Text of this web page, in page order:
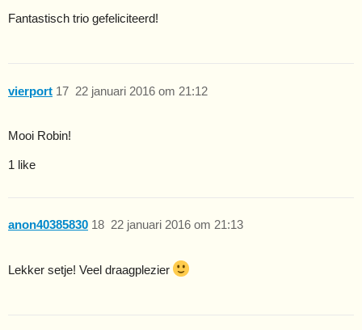
Fantastisch trio gefeliciteerd!
vierport 22 januari 2016 om 21:12
17
Mooi Robin!
1 like
anon40385830 22 januari 2016 om 21:13
18
Lekker setje! Veel draagplezier